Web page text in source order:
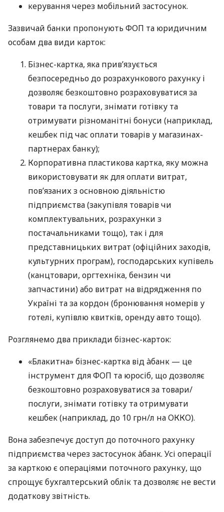
керування через мобільний застосунок.
Зазвичай банки пропонують ФОП та юридичним
особам два види карток:
Бізнес-картка, яка прив’язується
безпосередньо до розрахункового рахунку і
дозволяє безкоштовно розраховуватися за
товари та послуги, знімати готівку та
отримувати різноманітні бонуси (наприклад,
кешбек під час оплати товарів у магазинах-
партнерах банку);
Корпоративна пластикова картка, яку можна
використовувати як для оплати витрат,
пов’язаних з основною діяльністю
підприємства (закупівля товарів чи
комплектувальних, розрахунки з
постачальниками тощо), так і для
представницьких витрат (офіційних заходів,
культурних програм), господарських купівель
(канцтовари, оргтехніка, бензин чи
запчастини) або витрат на відрядження по
Україні та за кордон (бронювання номерів у
готелі, купівлю квитків, оренду авто тощо).
Розглянемо два приклади бізнес-карток:
«Блакитна» бізнес-картка від àбанк — це
інструмент для ФОП та юросіб, що дозволяє
безкоштовно розраховуватися за товари/
послуги, знімати готівку та отримувати
кешбек (наприклад, до 10 грн/л на ОККО).
Вона забезпечує доступ до поточного рахунку
підприємства через застосунок àбанк. Усі операції
за карткою є операціями поточного рахунку, що
спрощує бухгалтерський облік та дозволяє не вести
додаткову звітність.